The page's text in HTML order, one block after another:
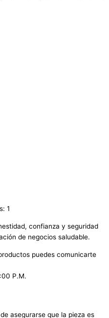
1
confianza y seguridad
de negocios saludable.
puedes comunicarte
P.M.
asegurarse que la pieza es